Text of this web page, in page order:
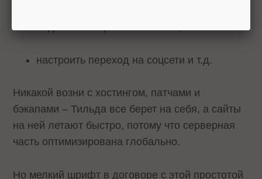
настроить переход на соцсети и т.д.
Никакой возни с хостингом, патчами и
бэкапами – Тильда все берет на себя, а сайты
на ней летают быстро, потому что серверная
часть оптимизирована глобально.
Но мелкий шрифт в договоре с этой простотой